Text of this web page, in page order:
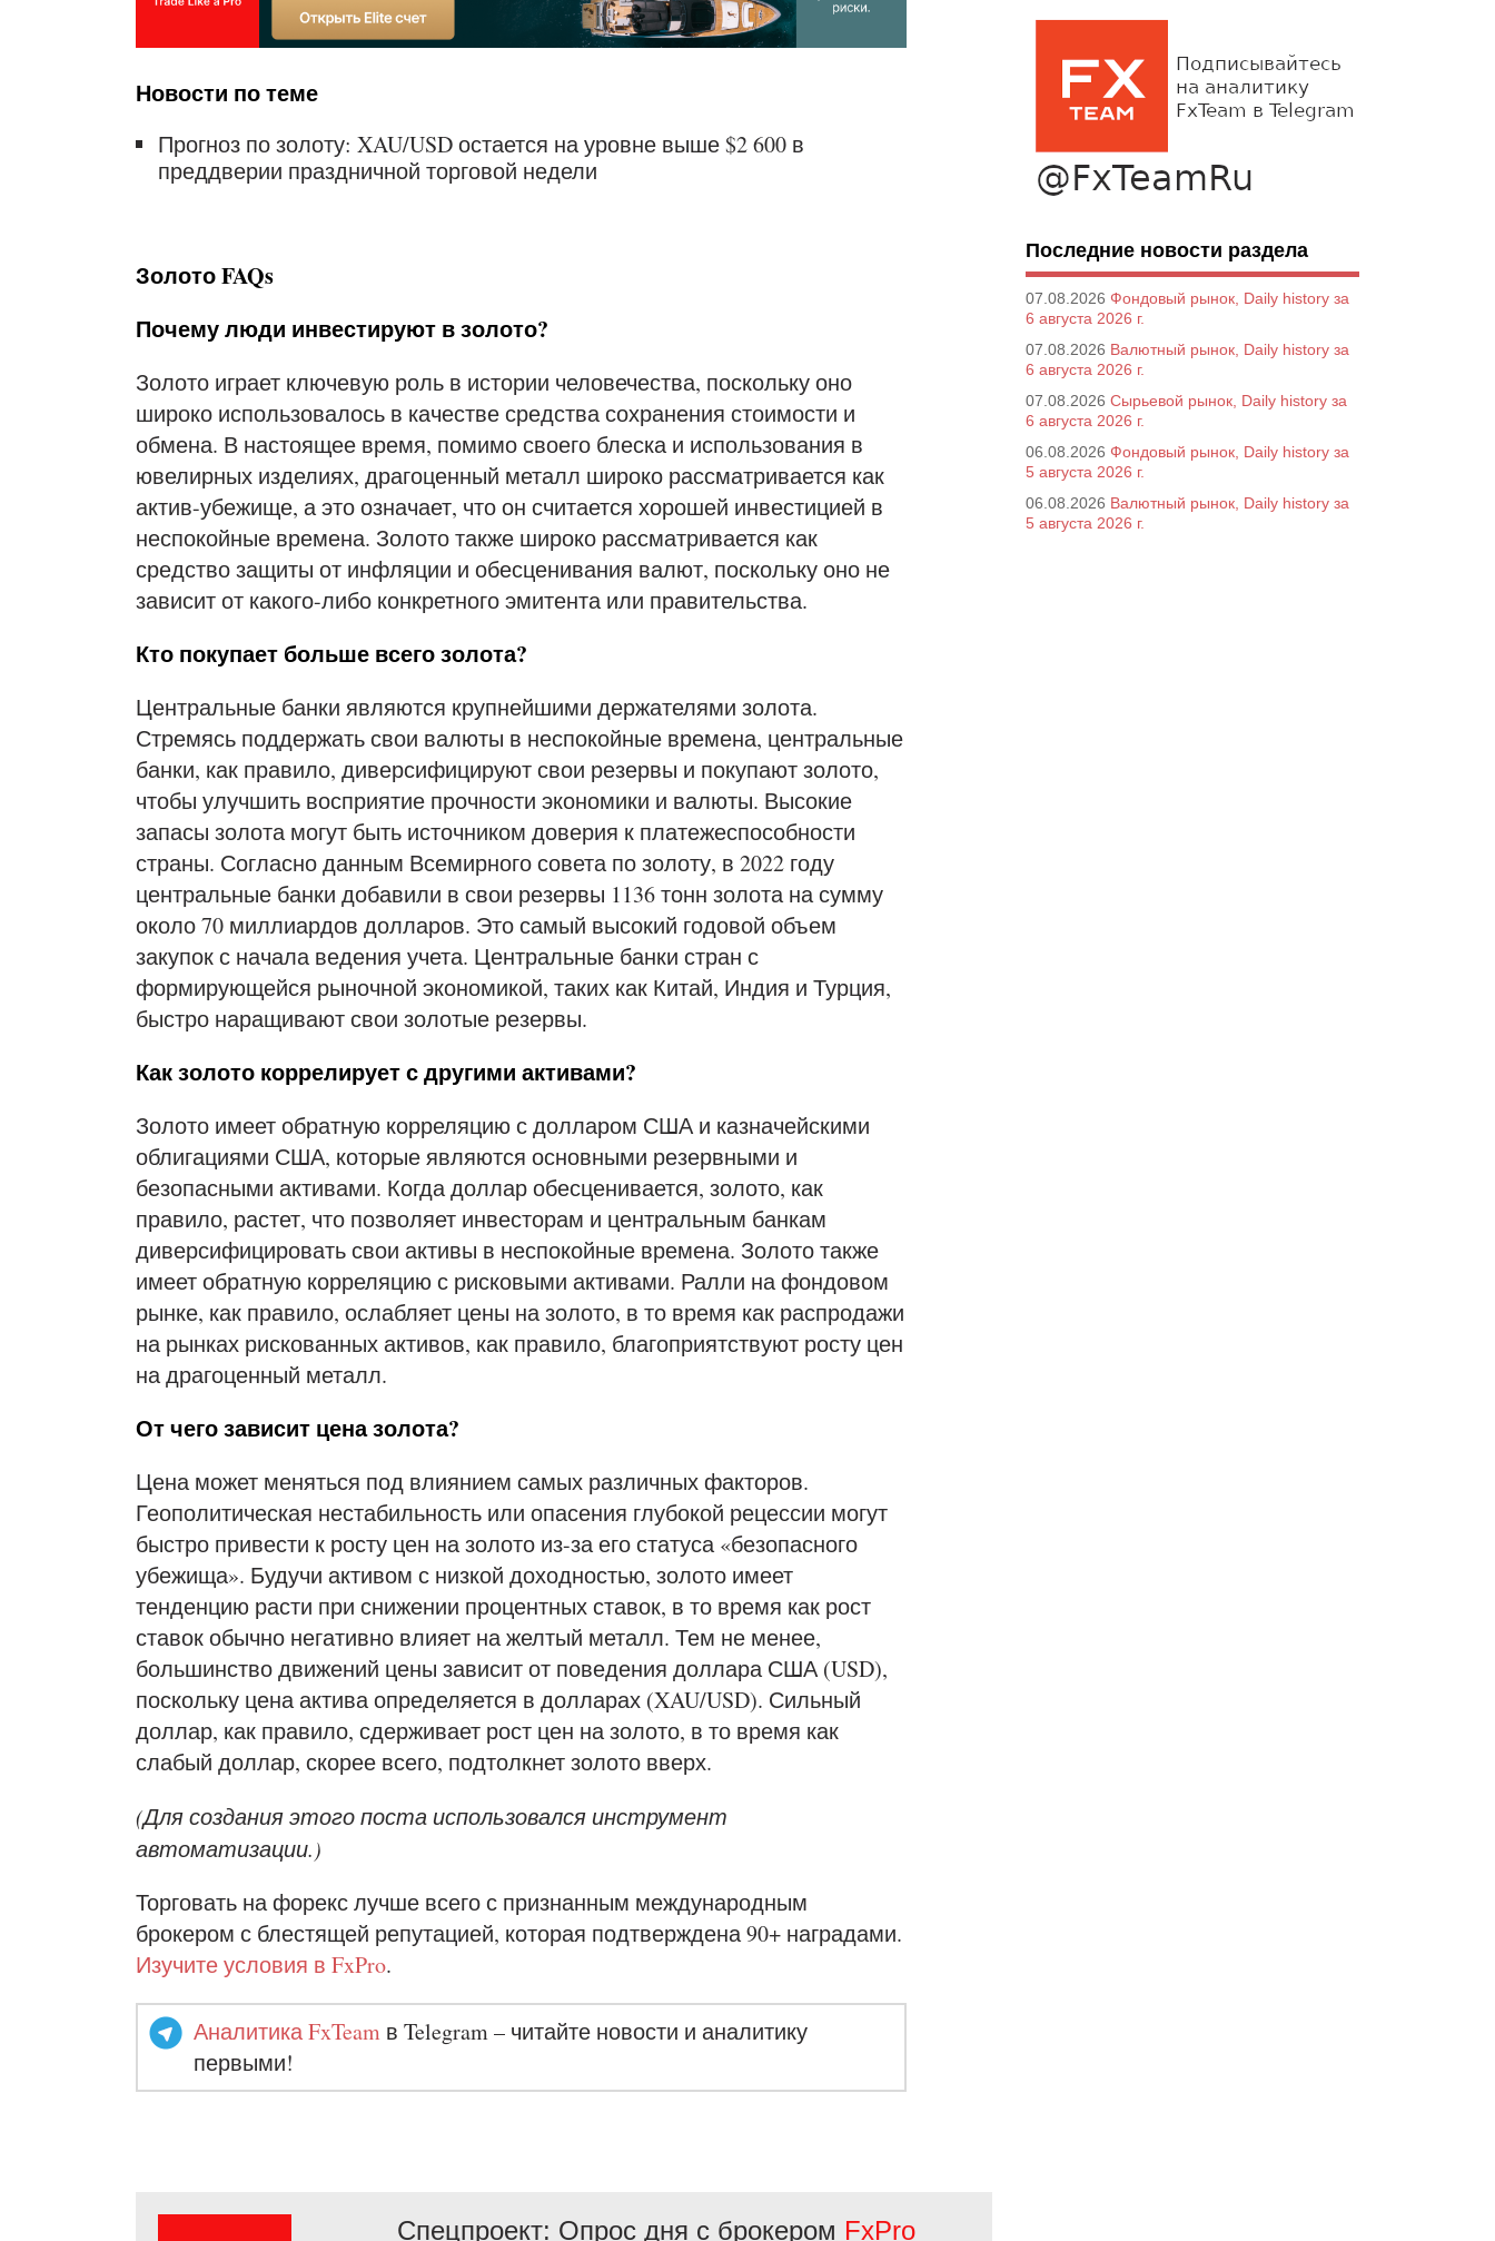
Новости по теме
Прогноз по золоту: XAU/USD остается на уровне выше $2 600 в
преддверии праздничной торговой недели
Золото FAQs
Почему люди инвестируют в золото?
Золото играет ключевую роль в истории человечества, поскольку оно
широко использовалось в качестве средства сохранения стоимости и
обмена. В настоящее время, помимо своего блеска и использования в
ювелирных изделиях, драгоценный металл широко рассматривается как
актив-убежище, а это означает, что он считается хорошей инвестицией в
неспокойные времена. Золото также широко рассматривается как
средство защиты от инфляции и обесценивания валют, поскольку оно не
зависит от какого-либо конкретного эмитента или правительства.
Кто покупает больше всего золота?
Центральные банки являются крупнейшими держателями золота.
Стремясь поддержать свои валюты в неспокойные времена, центральные
банки, как правило, диверсифицируют свои резервы и покупают золото,
чтобы улучшить восприятие прочности экономики и валюты. Высокие
запасы золота могут быть источником доверия к платежеспособности
страны. Согласно данным Всемирного совета по золоту, в 2022 году
центральные банки добавили в свои резервы 1136 тонн золота на сумму
около 70 миллиардов долларов. Это самый высокий годовой объем
закупок с начала ведения учета. Центральные банки стран с
формирующейся рыночной экономикой, таких как Китай, Индия и Турция,
быстро наращивают свои золотые резервы.
Как золото коррелирует с другими активами?
Золото имеет обратную корреляцию с долларом США и казначейскими
облигациями США, которые являются основными резервными и
безопасными активами. Когда доллар обесценивается, золото, как
правило, растет, что позволяет инвесторам и центральным банкам
диверсифицировать свои активы в неспокойные времена. Золото также
имеет обратную корреляцию с рисковыми активами. Ралли на фондовом
рынке, как правило, ослабляет цены на золото, в то время как распродажи
на рынках рискованных активов, как правило, благоприятствуют росту цен
на драгоценный металл.
От чего зависит цена золота?
Цена может меняться под влиянием самых различных факторов.
Геополитическая нестабильность или опасения глубокой рецессии могут
быстро привести к росту цен на золото из-за его статуса «безопасного
убежища». Будучи активом с низкой доходностью, золото имеет
тенденцию расти при снижении процентных ставок, в то время как рост
ставок обычно негативно влияет на желтый металл. Тем не менее,
большинство движений цены зависит от поведения доллара США (USD),
поскольку цена актива определяется в долларах (XAU/USD). Сильный
доллар, как правило, сдерживает рост цен на золото, в то время как
слабый доллар, скорее всего, подтолкнет золото вверх.
(Для создания этого поста использовался инструмент
автоматизации.)
Торговать на форекс лучше всего с признанным международным
брокером с блестящей репутацией, которая подтверждена 90+ наградами.
Изучите условия в FxPro.
Аналитика FxTeam в Telegram – читайте новости и аналитику
первыми!
Спецпроект: Опрос дня с брокером FxPro
Последние новости раздела
07.08.2026 Фондовый рынок, Daily history за
6 августа 2026 г.
07.08.2026 Валютный рынок, Daily history за
6 августа 2026 г.
07.08.2026 Сырьевой рынок, Daily history за
6 августа 2026 г.
06.08.2026 Фондовый рынок, Daily history за
5 августа 2026 г.
06.08.2026 Валютный рынок, Daily history за
5 августа 2026 г.